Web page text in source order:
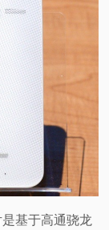
基于高通骁龙